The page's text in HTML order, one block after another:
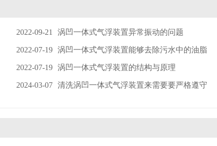
2022-09-21 涡凹一体式气浮装置异常振动的问题
2022-07-19 涡凹一体式气浮装置能够去除污水中的油脂
2022-07-19 涡凹一体式气浮装置的结构与原理
2024-03-07 清洗涡凹一体式气浮装置来需要要严格遵守